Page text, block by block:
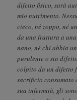
difetto fisico, sarà
mio nutrimento.
cieco, né zoppo, né
da una frattura a
nano, né chi abbia
purulente o sia
colpito da un difetto
sacrificio consumato
sua infermità, gli